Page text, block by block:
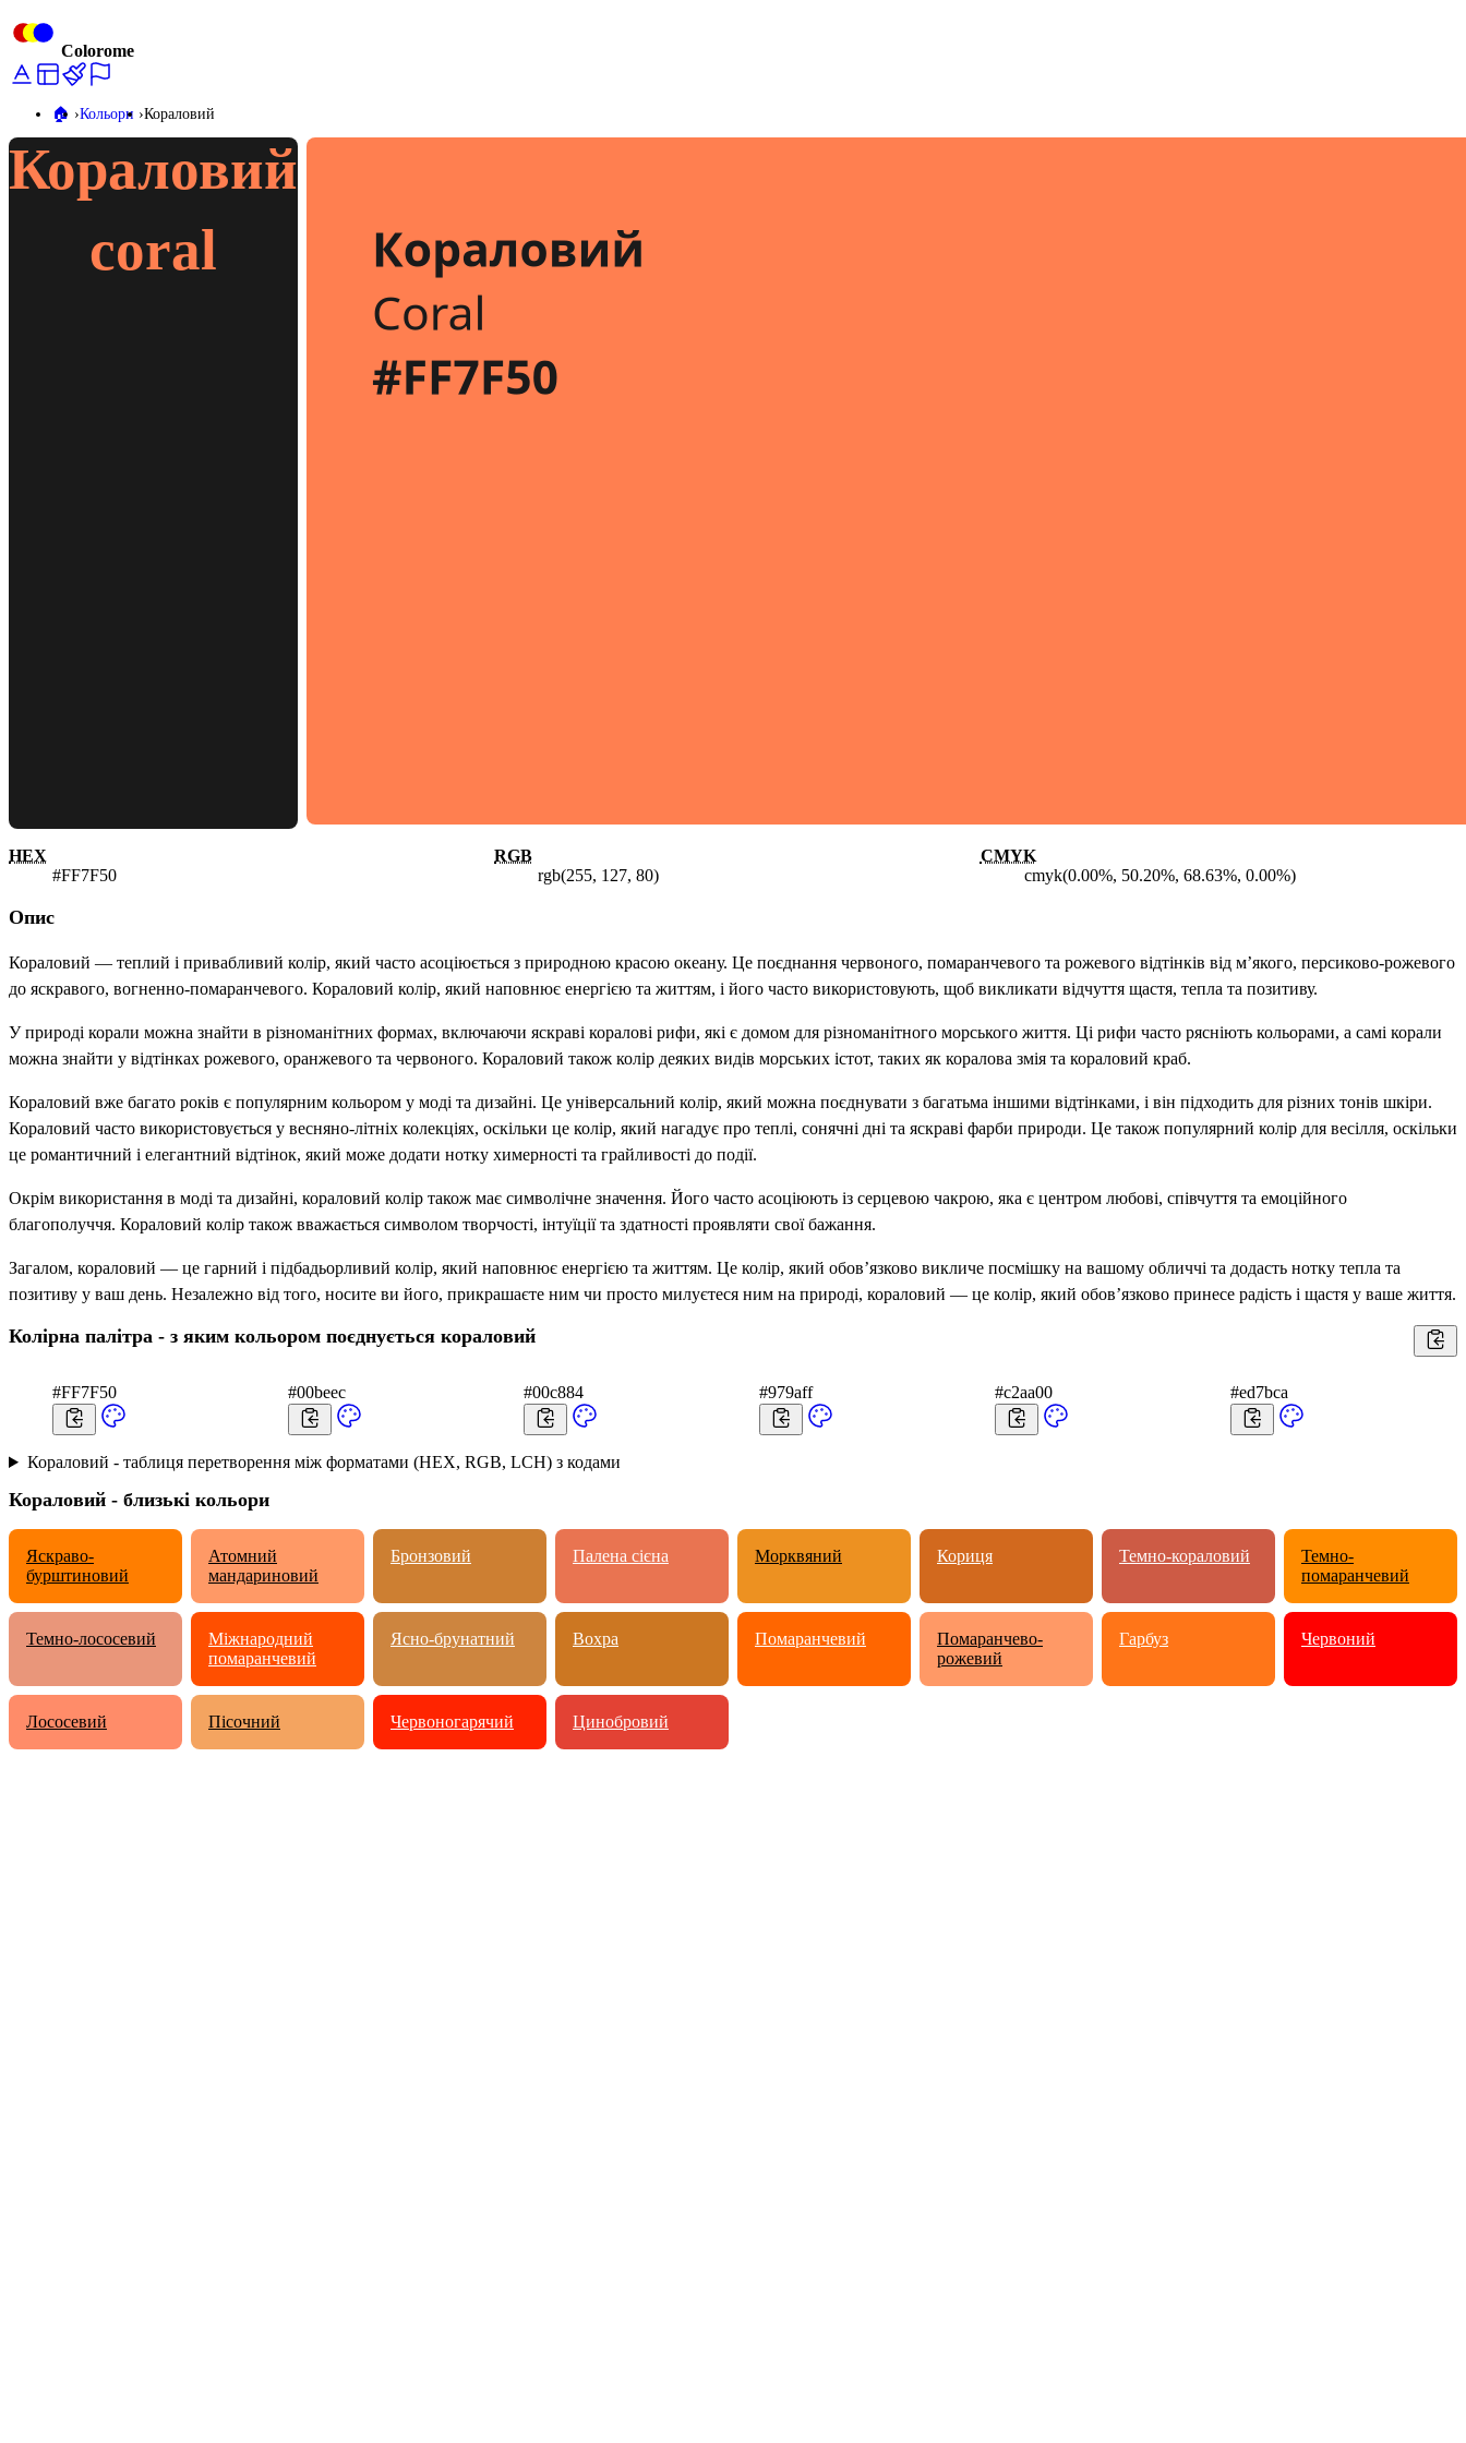
Colorome
🏠️ Кольори Кораловий
Кораловий
coral
HEX
#FF7F50
RGB
rgb(255, 127, 80)
CMYK
cmyk(0.00%, 50.20%, 68.63%, 0.00%)
Опис
Кораловий — теплий і привабливий колір, який часто асоціюється з природною красою океану. Це поєднання червоного, помаранчевого та рожевого відтінків від м’якого, персиково-рожевого
до яскравого, вогненно-помаранчевого. Кораловий колір, який наповнює енергією та життям, і його часто використовують, щоб викликати відчуття щастя, тепла та позитиву.
У природі корали можна знайти в різноманітних формах, включаючи яскраві коралові рифи, які є домом для різноманітного морського життя. Ці рифи часто рясніють кольорами, а самі корали
можна знайти у відтінках рожевого, оранжевого та червоного. Кораловий також колір деяких видів морських істот, таких як коралова змія та кораловий краб.
Кораловий вже багато років є популярним кольором у моді та дизайні. Це універсальний колір, який можна поєднувати з багатьма іншими відтінками, і він підходить для різних тонів шкіри.
Кораловий часто використовується у весняно-літніх колекціях, оскільки це колір, який нагадує про теплі, сонячні дні та яскраві фарби природи. Це також популярний колір для весілля, оскільки
це романтичний і елегантний відтінок, який може додати нотку химерності та грайливості до події.
Окрім використання в моді та дизайні, кораловий колір також має символічне значення. Його часто асоціюють із серцевою чакрою, яка є центром любові, співчуття та емоційного
благополуччя. Кораловий колір також вважається символом творчості, інтуїції та здатності проявляти свої бажання.
Загалом, кораловий — це гарний і підбадьорливий колір, який наповнює енергією та життям. Це колір, який обов’язково викличе посмішку на вашому обличчі та додасть нотку тепла та
позитиву у ваш день. Незалежно від того, носите ви його, прикрашаєте ним чи просто милуєтеся ним на природі, кораловий — це колір, який обов’язково принесе радість і щастя у ваше життя.
Колірна палітра - з яким кольором поєднується кораловий
#FF7F50 #00beec #00c884 #979aff #c2aa00 #ed7bca
Кораловий - таблиця перетворення між форматами (HEX, RGB, LCH) з кодами
Кораловий - близькі кольори
Яскраво-
бурштиновий
Атомний
мандариновий
Бронзовий Палена сієна Морквяний Кориця Темно-кораловий
Темно-
помаранчевий
Темно-лососевий
Міжнародний
помаранчевий
Ясно-брунатний Вохра Помаранчевий
Помаранчево-
рожевий
Гарбуз Червоний
Лососевий Пісочний Червоногарячий Цинобровий